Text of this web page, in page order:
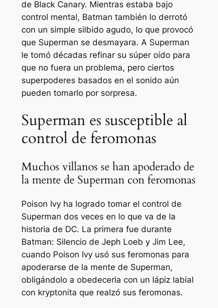
de Black Canary. Mientras estaba bajo
control mental, Batman también lo derrotó
con un simple silbido agudo, lo que provocó
que Superman se desmayara. A Superman
le tomó décadas refinar su súper oído para
que no fuera un problema, pero ciertos
superpoderes basados ​​en el sonido aún
pueden tomarlo por sorpresa.
Superman es susceptible al
control de feromonas
Muchos villanos se han apoderado de
la mente de Superman con feromonas
Poison Ivy ha logrado tomar el control de
Superman dos veces en lo que va de la
historia de DC. La primera fue durante
Batman: Silenciode Jeph Loeb y Jim Lee,
cuando Poison Ivy usó sus feromonas para
apoderarse de la mente de Superman,
obligándolo a obedecerla con un lápiz labial
con kryptonita que realzó sus feromonas.